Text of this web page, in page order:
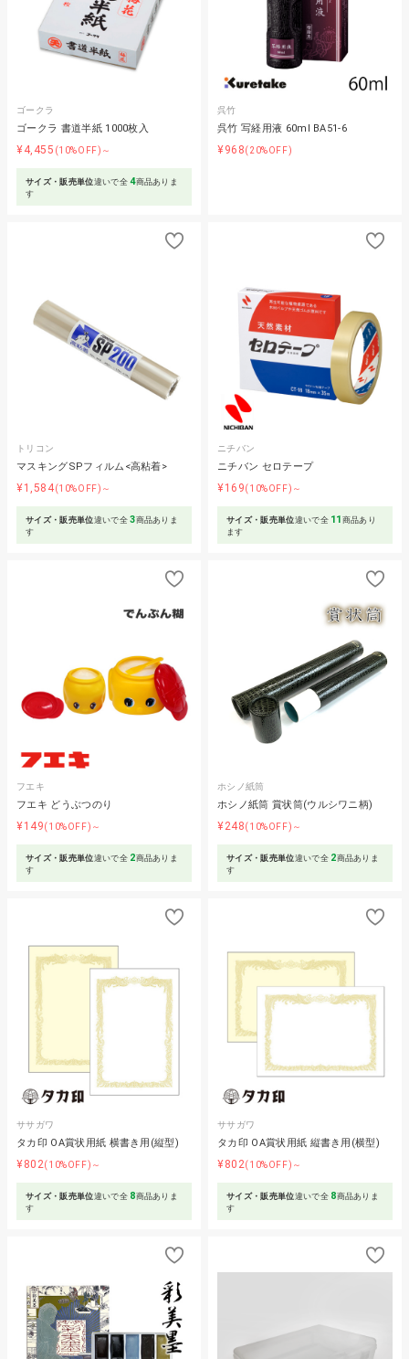
ゴークラ
ゴークラ 書道半紙 1000枚入
¥4,455 (10%OFF)～
サイズ・販売単位違いで全4商品ありま
す
呉竹
呉竹 写経用液 60ml BA51-6
¥968(20%OFF)
トリコン
マスキングSPフィルム<高粘着>
¥1,584(10%OFF)～
サイズ・販売単位違いで全3商品ありま
す
ニチバン
ニチバン セロテープ
¥169(10%OFF)～
サイズ・販売単位違いで全 11 商品あり
ます
フエキ
フエキ どうぶつのり
¥149(10%OFF)～
サイズ・販売単位違いで全 2商品ありま
す
ホシノ紙筒
ホシノ紙筒 賞状筒(ウルシワニ柄)
¥248(10%OFF)～
サイズ・販売単位違いで全 2商品ありま
す
ササガワ
タカ印 OA賞状用紙 横書き用(縦型)
¥802(10%OFF)～
サイズ・販売単位違いで全 8商品ありま
す
ササガワ
タカ印 OA賞状用紙 縦書き用(横型)
¥802(10%OFF)～
サイズ・販売単位違いで全 8商品ありま
す